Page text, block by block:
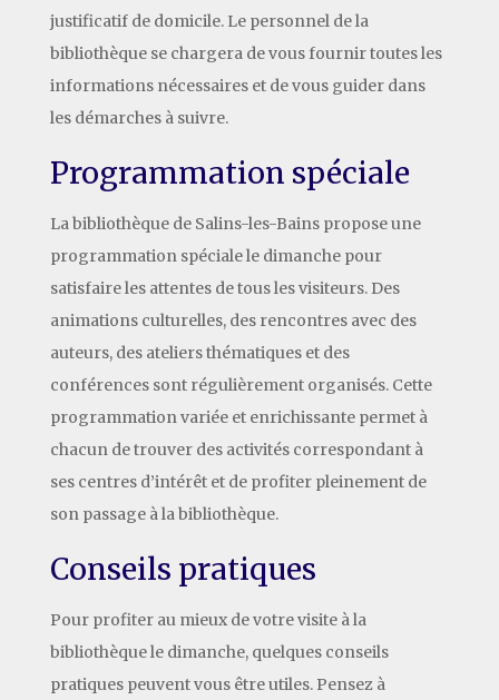
justificatif de domicile. Le personnel de la
bibliothèque se chargera de vous fournir toutes les
informations nécessaires et de vous guider dans
les démarches à suivre.
Programmation spéciale
La bibliothèque de Salins-les-Bains propose une
programmation spéciale le dimanche pour
satisfaire les attentes de tous les visiteurs. Des
animations culturelles, des rencontres avec des
auteurs, des ateliers thématiques et des
conférences sont régulièrement organisés. Cette
programmation variée et enrichissante permet à
chacun de trouver des activités correspondant à
ses centres d’intérêt et de profiter pleinement de
son passage à la bibliothèque.
Conseils pratiques
Pour profiter au mieux de votre visite à la
bibliothèque le dimanche, quelques conseils
pratiques peuvent vous être utiles. Pensez à